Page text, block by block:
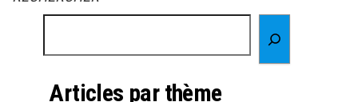
Articles par thème